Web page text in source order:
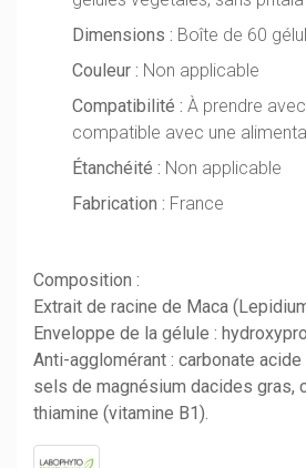
Dimensions : Boîte de 60
Couleur : Non applicable
Compatibilité : À prendre
compatible avec une
Étanchéité : Non applicable
Fabrication : France
Composition :
Extrait de racine de Maca
Enveloppe de la gélule :
Anti-agglomérant : carbonate
sels de magnésium dacides gras,
thiamine (vitamine B1).